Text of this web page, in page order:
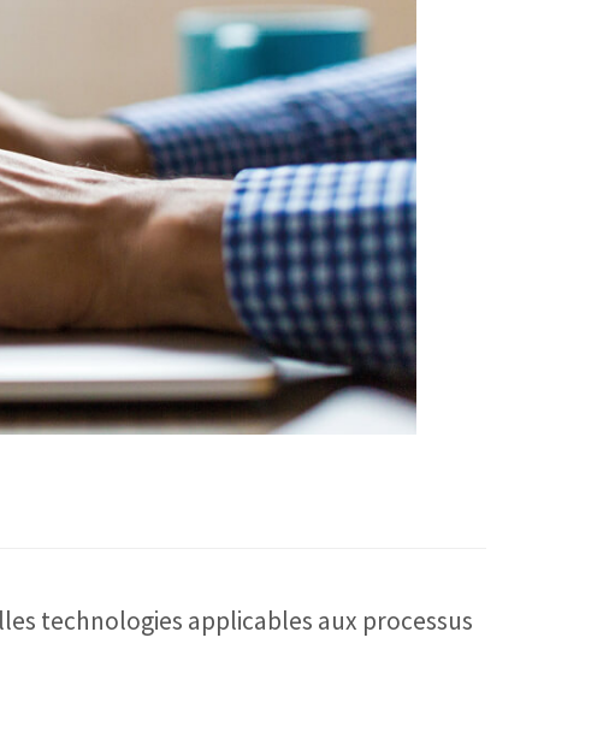
technologies applicables aux processus